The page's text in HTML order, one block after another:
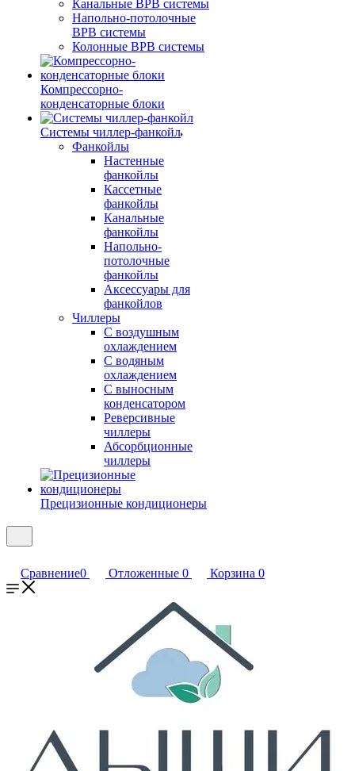
Канальные ВРВ системы
Напольно-потолочные
ВРВ системы
Колонные ВРВ системы
Компрессорно-
конденсаторные блоки
Системы чиллер-фанкойл
Фанкойлы
Настенные
фанкойлы
Кассетные
фанкойлы
Канальные
фанкойлы
Напольно-
потолочные
фанкойлы
Аксессуары для
фанкойлов
Чиллеры
С воздушным
охлаждением
С водяным
охлаждением
С выносным
конденсатором
Реверсивные
чиллеры
Абсорбционные
чиллеры
Прецизионные кондиционеры
Сравнение0 Отложенные 0 Корзина 0